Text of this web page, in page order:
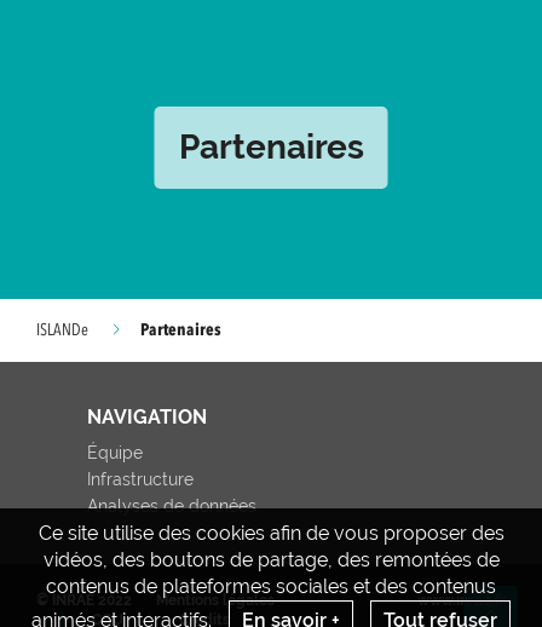
Partenaires
ISLANDe Partenaires
Ce site utilise des cookies afin de vous proposer des
vidéos, des boutons de partage, des remontées de
contenus de plateformes sociales et des contenus
animés et interactifs.
En savoir + Tout refuser
NAVIGATION
Équipe
Infrastructure
Analyses de données
Mentions légales
CGU
Crédits
www.inrae.fr